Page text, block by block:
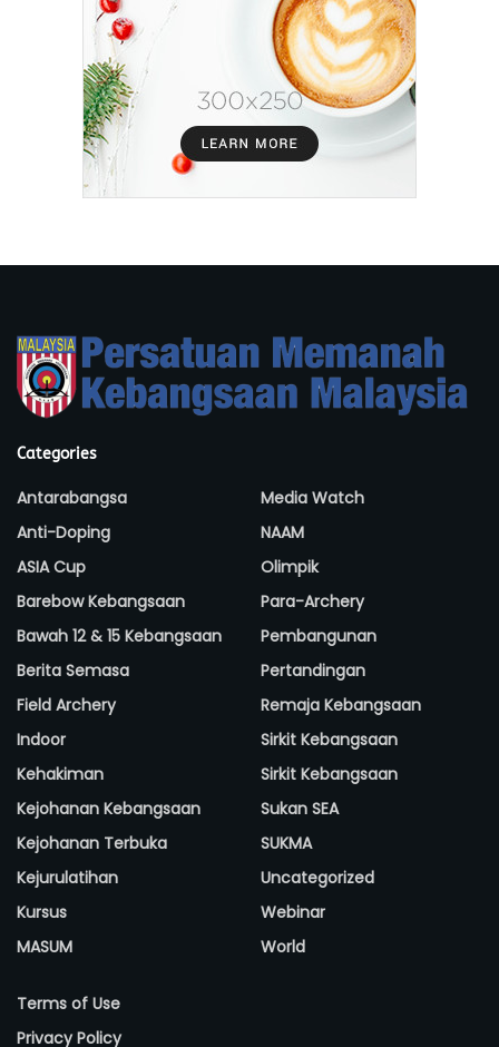
Categories
Antarabangsa
Anti-Doping
ASIA Cup
Barebow Kebangsaan
Bawah 12 & 15 Kebangsaan
Berita Semasa
Field Archery
Indoor
Kehakiman
Kejohanan Kebangsaan
Kejohanan Terbuka
Kejurulatihan
Kursus
MASUM
Media Watch
NAAM
Olimpik
Para-Archery
Pembangunan
Pertandingan
Remaja Kebangsaan
Sirkit Kebangsaan
Sirkit Kebangsaan
Sukan SEA
SUKMA
Uncategorized
Webinar
World
Terms of Use
Privacy Policy